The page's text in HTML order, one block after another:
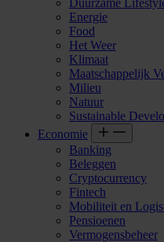
Energie
Food
Het Weer
Klimaat
Maatschappelijk
Milieu
Natuur
Sustainable
Economie
Banking
Beleggen
Cryptocurrency
Fintech
Mobiliteit en
Pensioenen
Vermogensbeheer